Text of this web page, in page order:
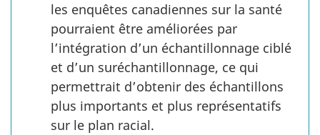
les enquêtes canadiennes sur la santé
pourraient être améliorées par
l’intégration d’un échantillonnage ciblé
et d’un suréchantillonnage, ce qui
permettrait d’obtenir des échantillons
plus importants et plus représentatifs
sur le plan racial.